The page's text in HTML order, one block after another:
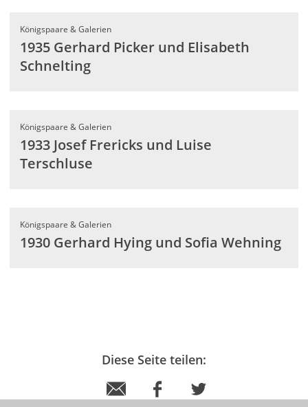
Königspaare & Galerien
1935 Gerhard Picker und Elisabeth
Schnelting
Königspaare & Galerien
1933 Josef Frericks und Luise
Terschluse
Königspaare & Galerien
1930 Gerhard Hying und Sofia Wehning
Diese Seite teilen: